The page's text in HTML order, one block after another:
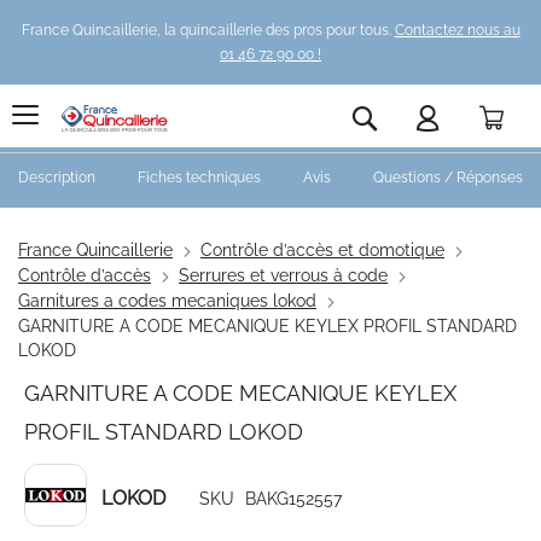
France Quincaillerie, la quincaillerie des pros pour tous. Contactez nous au
01 46 72 90 00 !
Rechercher
France Quincaillerie
Contrôle d’accès et domotique
Contrôle d’accès
Serrures et verrous à code
Garnitures a codes mecaniques lokod
GARNITURE A CODE MECANIQUE KEYLEX PROFIL STANDARD
LOKOD
GARNITURE A CODE MECANIQUE KEYLEX
PROFIL STANDARD LOKOD
LOKOD SKU BAKG152557
Description Fiches techniques Avis Questions / Réponses